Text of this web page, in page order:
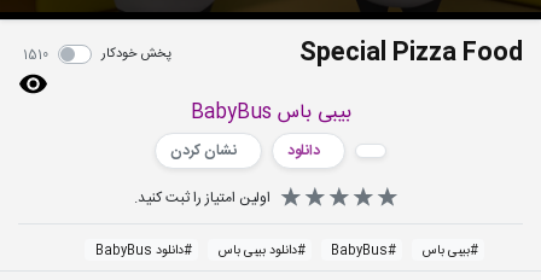
Special Pizza Food پخش خودکار 1510
بیبی باس BabyBus
دانلود
نشان کردن
اولین امتیاز را ثبت کنید.
#بیبی باس #
BabyBus
#دانلود بیبی باس #دانلود BabyBus